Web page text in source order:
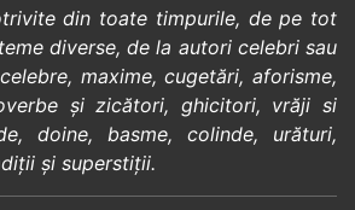
din toate timpurile, de pe tot
diverse, de la autori celebrisau
, maxime,cugetări,aforisme,
și zicători, ghicitori, vrăji si
, doine, basme, colinde, urături,
și superstiții.